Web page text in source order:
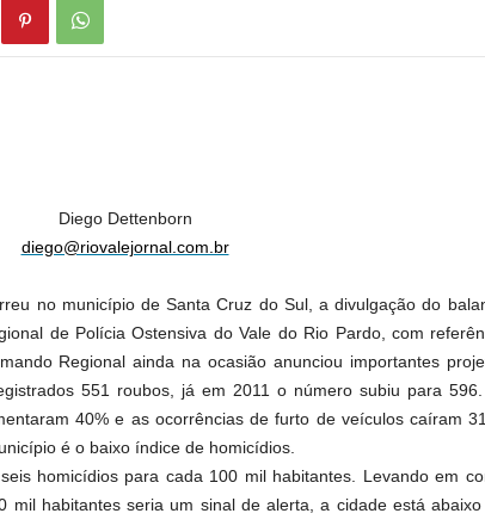
Diego Dettenborn
diego@riovalejornal.com.br
no município de Santa Cruz do Sul, a divulgação do
de Polícia Ostensiva do Vale do Rio Pardo, com
Regional ainda na ocasião anunciou importantes
551 roubos, já em 2011 o número subiu para 596.
40% e as ocorrências de furto de veículos caíram
é o baixo índice de homicídios.
homicídios para cada 100 mil habitantes. Levando em
mil habitantes seria um sinal de alerta, a cidade está